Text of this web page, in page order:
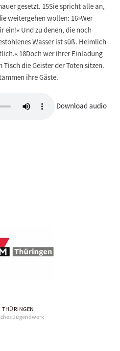
gesetzt. 15Sie spricht alle an,
weitergehen wollen: 16»Wer
ein!« Und zu denen, die noch
Wasser ist süß. Heimlich
18Doch wer ihrer Einladung
die Geister der Toten sitzen.
ihre Gäste.
Download audio
THÜRINGEN
Jugendwerk